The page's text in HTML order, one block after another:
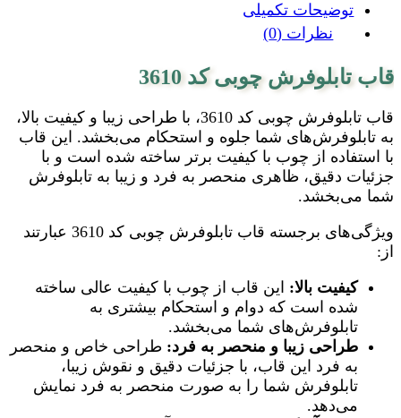
توضیحات تکمیلی
نظرات (0)
قاب تابلوفرش چوبی کد 3610
قاب تابلوفرش چوبی کد 3610، با طراحی زیبا و کیفیت بالا،
به تابلوفرش‌های شما جلوه و استحکام می‌بخشد. این قاب
با استفاده از چوب با کیفیت برتر ساخته شده است و با
جزئیات دقیق، ظاهری منحصر به فرد و زیبا به تابلوفرش
شما می‌بخشد.
ویژگی‌های برجسته قاب تابلوفرش چوبی کد 3610 عبارتند
از:
کیفیت بالا:این قاب از چوب با کیفیت عالی ساخته
شده است که دوام و استحکام بیشتری به
تابلوفرش‌های شما می‌بخشد.
طراحی زیبا و منحصر به فرد:طراحی خاص و منحصر
به فرد این قاب، با جزئیات دقیق و نقوش زیبا،
تابلوفرش شما را به صورت منحصر به فرد نمایش
می‌دهد.